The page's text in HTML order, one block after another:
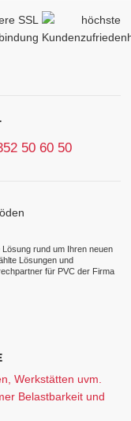
50 60 50
rund um Ihren neuen
Lösungen und
für PVC der Firma
Werkstätten uvm.
Belastbarkeit und